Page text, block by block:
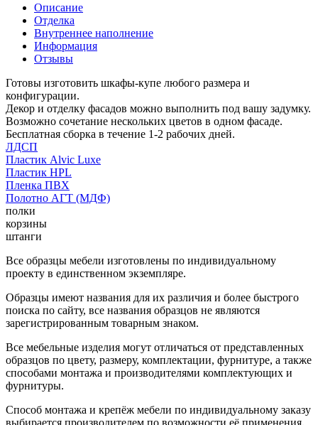
Описание
Отделка
Внутреннее наполнение
Информация
Отзывы
Готовы изготовить шкафы-купе любого размера и
конфигурации.
Декор и отделку фасадов можно выполнить под вашу задумку.
Возможно сочетание нескольких цветов в одном фасаде.
Бесплатная сборка в течение 1-2 рабочих дней.
ЛДСП
Пластик Alvic Luxe
Пластик HPL
Пленка ПВХ
Полотно АГТ (МДФ)
полки
корзины
штанги
Все образцы мебели изготовлены по индивидуальному
проекту в единственном экземпляре.
Образцы имеют названия для их различия и более быстрого
поиска по сайту, все названия образцов не являются
зарегистрированным товарным знаком.
Все мебельные изделия могут отличаться от представленных
образцов по цвету, размеру, комплектации, фурнитуре, а также
способами монтажа и производителями комплектующих и
фурнитуры.
Способ монтажа и крепёж мебели по индивидуальному заказу
выбирается производителем по возможности её применения.